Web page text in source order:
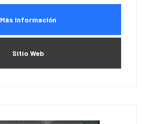
Más Información
Sitio Web